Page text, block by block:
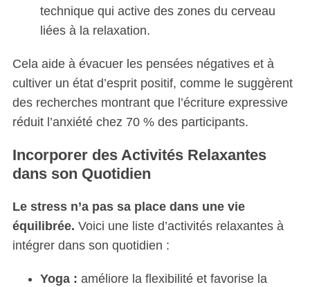
technique qui active des zones du cerveau
liées à la relaxation.
Cela aide à évacuer les pensées négatives et à
cultiver un état d’esprit positif, comme le suggèrent
des recherches montrant que l’écriture expressive
réduit l’anxiété chez 70 % des participants.
Incorporer des Activités Relaxantes
dans son Quotidien
Le stress n’a pas sa place dans une vie
équilibrée. Voici une liste d’activités relaxantes à
intégrer dans son quotidien :
Yoga : améliore la flexibilité et favorise la